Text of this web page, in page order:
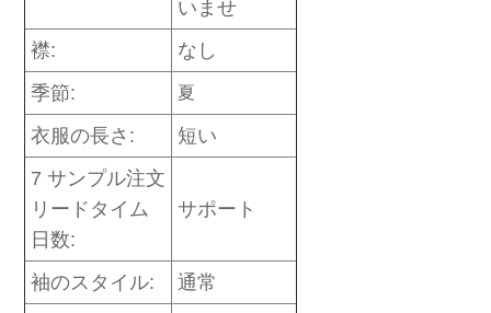
いませ
襟:
なし
季節:
夏
衣服の長さ:
短い
7 サンプル注文
リードタイム
日数:
サポート
袖のスタイル: 通常